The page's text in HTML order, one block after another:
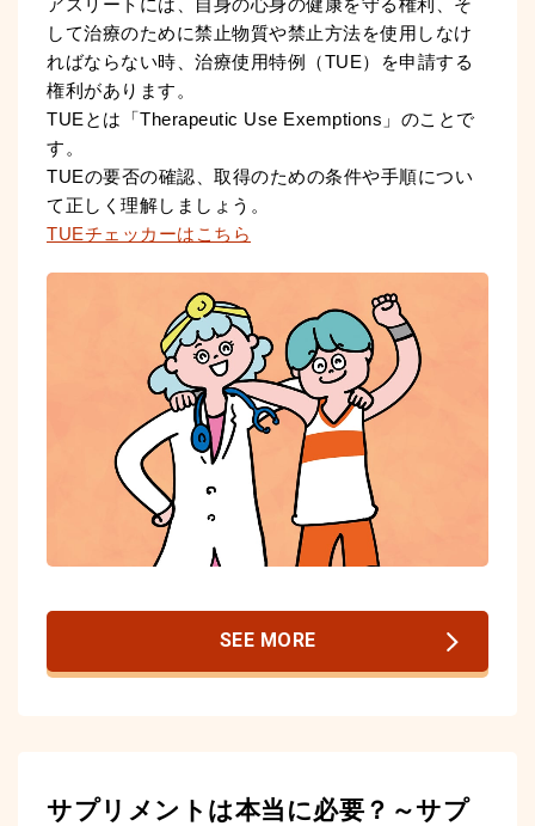
して治療のために禁止物質や禁止方法を使用しなけ
ればならない時、治療使用特例（TUE）を申請する
権利があります。
TUEとは「Therapeutic Use Exemptions」のことで
す。
TUEの要否の確認、取得のための条件や手順につい
て正しく理解しましょう。
TUEチェッカーはこちら
SEE MORE
サプリメントは本当に必要？ ～サプ